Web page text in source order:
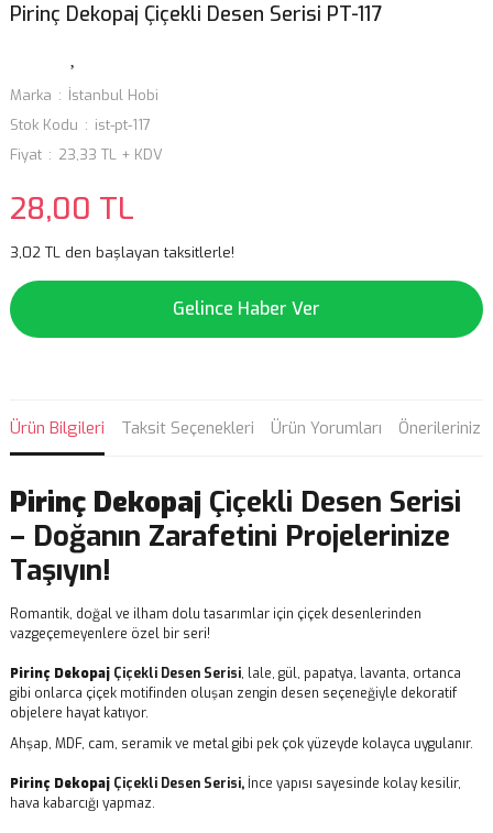
Pirinç Dekopaj Çiçekli Desen Serisi PT-117
Marka
İstanbul Hobi
Stok Kodu
ist-pt-117
Fiyat
23,33 TL + KDV
28,00 TL
3,02 TL den başlayan taksitlerle!
Gelince Haber Ver
Ürün Bilgileri Taksit Seçenekleri Ürün Yorumları Önerileriniz
Pirinç Dekopaj Çiçekli Desen Serisi
– Doğanın Zarafetini Projelerinize
Taşıyın!
Romantik, doğal ve ilham dolu tasarımlar için çiçek desenlerinden
vazgeçemeyenlere özel bir seri!
Pirinç Dekopaj Çiçekli Desen Serisi, lale, gül, papatya, lavanta, ortanca
gibi onlarca çiçek motifinden oluşan zengin desen seçeneğiyle dekoratif
objelere hayat katıyor.
Ahşap, MDF, cam, seramik ve metal gibi pek çok yüzeyde kolayca uygulanır.
Pirinç Dekopaj Çiçekli Desen Serisi, İnce yapısı sayesinde kolay kesilir,
hava kabarcığı yapmaz.